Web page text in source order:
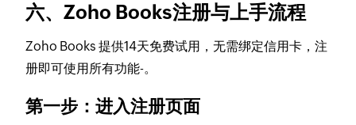
六、Zoho Books注册与上手流程
Zoho Books 提供14天免费试用，无需绑定信用卡，注
册即可使用所有功能-。
第一步：进入注册页面